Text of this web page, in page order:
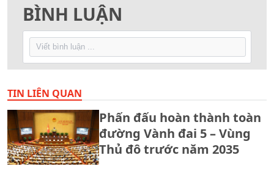
BÌNH LUẬN
TIN LIÊN QUAN
Phấn đấu hoàn thành toàn
đường Vành đai 5 – Vùng
Thủ đô trước năm 2035